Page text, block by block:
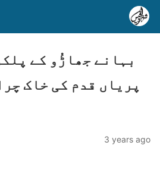
پریاں قدم کی خاک
3 years ago